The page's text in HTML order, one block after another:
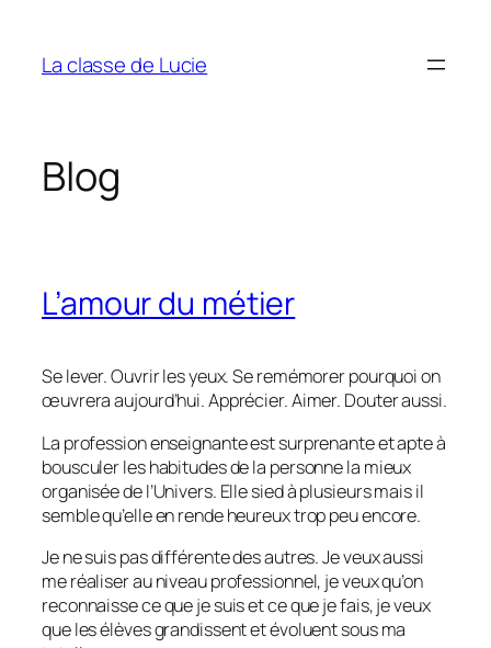
contenu
La classe de Lucie
Blog
L’amour du métier
Se lever. Ouvrir les yeux. Se remémorer pourquoi on
œuvrera aujourd’hui. Apprécier. Aimer. Douter aussi.
La profession enseignante est surprenante et apte à
bousculer les habitudes de la personne la mieux
organisée de l’Univers. Elle sied à plusieurs mais il
semble qu’elle en rende heureux trop peu encore.
Je ne suis pas différente des autres. Je veux aussi
me réaliser au niveau professionnel, je veux qu’on
reconnaisse ce que je suis et ce que je fais, je veux
que les élèves grandissent et évoluent sous ma